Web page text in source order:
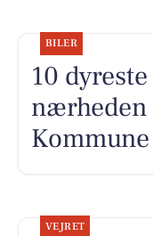
BILER
10
nærheden
Kommune
VEJRET